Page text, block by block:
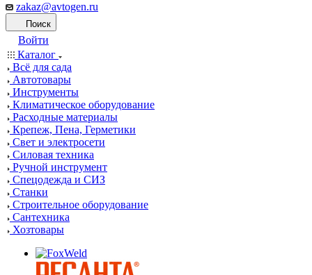
zakaz@avtogen.ru
Поиск
Войти
Каталог
Всё для сада
Автотовары
Инструменты
Климатическое оборудование
Расходные материалы
Крепеж, Пена, Герметики
Свет и электросети
Силовая техника
Ручной инструмент
Спецодежда и СИЗ
Станки
Строительное оборудование
Сантехника
Хозтовары